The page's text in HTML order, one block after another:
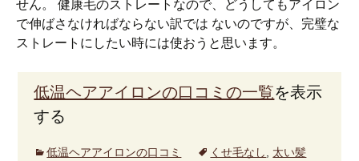
せん。 健康毛のストレートなので、どうしてもアイロン
で伸ばさなければならない訳では ないのですが、完璧な
ストレートにしたい時には使おうと思います。
低温ヘアアイロンの口コミの一覧を表示
する
低温ヘアアイロンの口コミ くせ毛なし
太い髪